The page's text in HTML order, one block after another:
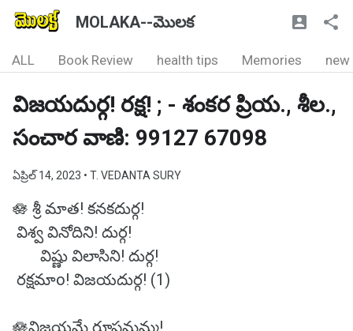
MOLAKA--మొలక
ALL Book Review health tips Memories new
విజయదుర్గ! రక్ష! ; - శంకర ప్రియ., శీల.,
సంచార వాణి: 99127 67098
ఏప్రిల్ 14, 2023 • T. VEDANTA SURY
🪷 శ్రీ మాత! కనకదుర్గ!
విశ్వ వినోదిని! దుర్గ!
విష్ణు విలాసిని! దుర్గ!
రక్షమాo! విజయదుర్గ! (1)
🪷విజయమే రూపమమ్మ!